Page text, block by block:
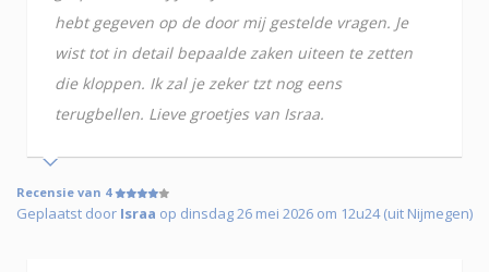
hebt gegeven op de door mij gestelde vragen. Je
wist tot in detail bepaalde zaken uiteen te zetten
die kloppen. Ik zal je zeker tzt nog eens
terugbellen. Lieve groetjes van Israa.
Recensie van 4
Geplaatst door Israa op dinsdag 26 mei 2026 om 12u24 (uit Nijmegen)